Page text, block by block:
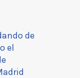
de
el